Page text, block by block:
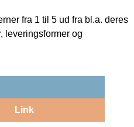
fra 1 til 5 ud fra bl.a. deres
leveringsformer og
Link